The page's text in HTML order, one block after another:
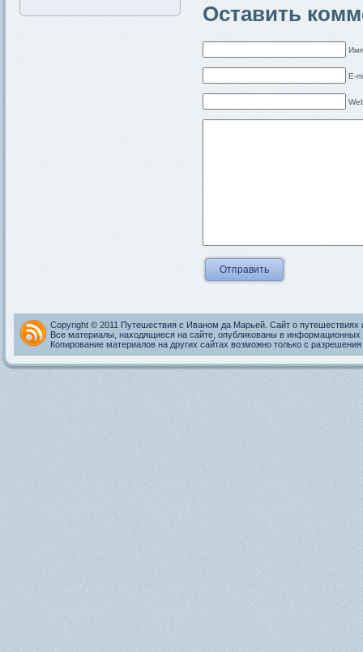
Оставить
E-
Copyright © 2011 Путешествия с Иваном да Марьей. Сайт о путешествиях
Все материалы, находящиеся на сайте, опубликованы в информационных
Копирование материалов на других сайтах возможно только с разрешения